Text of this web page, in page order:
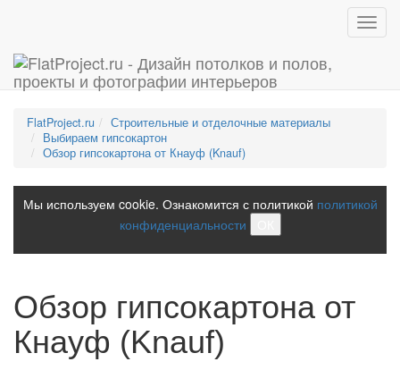
FlatProject.ru
Строительные и отделочные материалы
Выбираем гипсокартон
Обзор гипсокартона от Кнауф (Knauf)
Мы используем cookie. Ознакомится с политикой политикой
конфиденциальности
Обзор гипсокартона от
Кнауф (Knauf)